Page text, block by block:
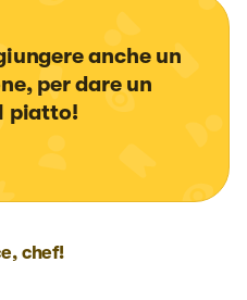
anche un
per dare un
piatto!
chef!